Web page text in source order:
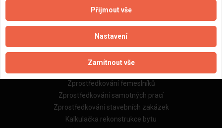
Reference
Naše excelové tabulky online
Naše služby
Zprostředkování řemeslníků
Zprostředkování samotných prací
Zprostředkování stavebních zakázek
Kalkulačka rekonstrukce bytu
Přijmout vše
Nastavení
Zamítnout vše